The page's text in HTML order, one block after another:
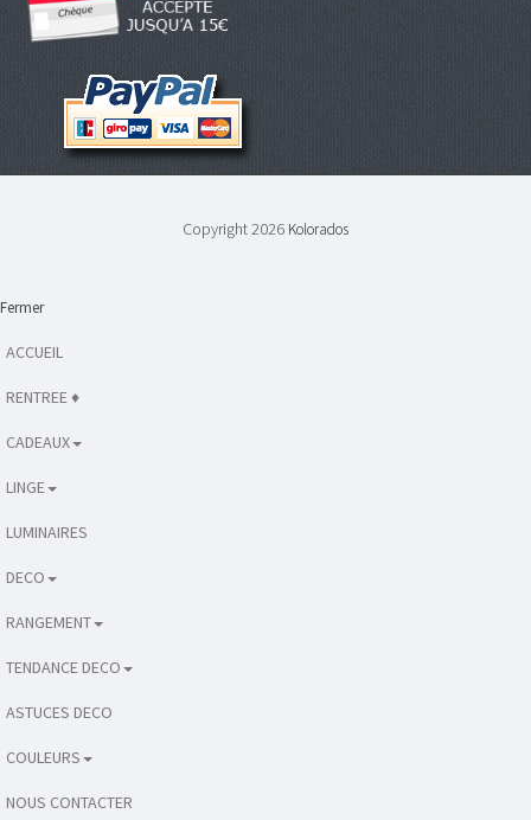
Copyright 2026 Kolorados
Fermer
ACCUEIL
RENTREE ♦
CADEAUX
LINGE
LUMINAIRES
DECO
RANGEMENT
TENDANCE DECO
ASTUCES DECO
COULEURS
NOUS CONTACTER